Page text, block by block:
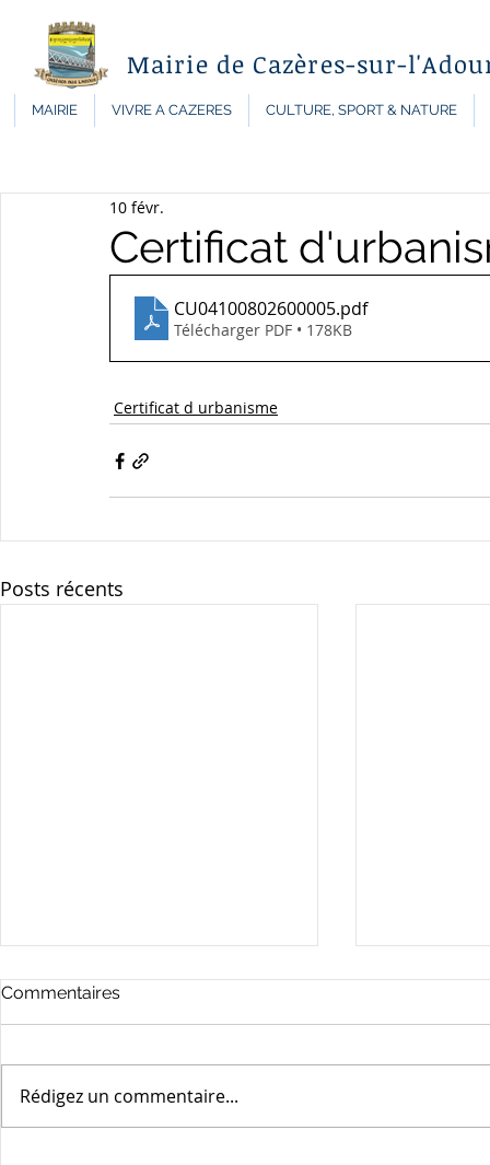
Mairie de Cazères-sur-
MAIRIE VIVRE A CAZERES CULTURE, SPORT & NATURE
Certificat
10 févr.
CU04100802600005.pdf
Télécharger PDF • 178KB
Certificat d urbanisme
Posts récents
Certificat d'Urbanisme 27 Certificat
Commentaires
Rédigez un commentaire...